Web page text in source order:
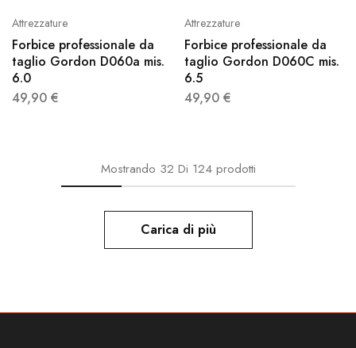
Attrezzature
Forbice professionale da
taglio Gordon D060a mis.
6.0
49,90 €
Attrezzature
Forbice professionale da
taglio Gordon D060C mis.
6.5
49,90 €
Mostrando 32 Di 124 prodotti
Carica di più